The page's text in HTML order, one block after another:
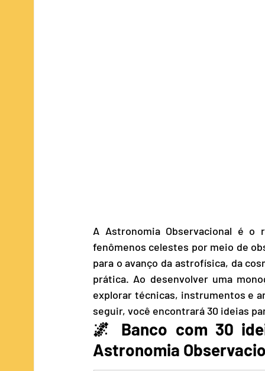
A Astronomia Observacional é
fenômenos celestes por meio de
para o avanço da astrofísica, da
prática. Ao desenvolver uma
explorar técnicas, instrumentos e
seguir, você encontrará 30 ideias
🌌 Banco com 30
Astronomia